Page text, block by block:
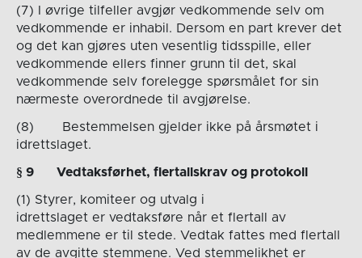
(7) I øvrige tilfeller avgjør vedkommende selv om
vedkommende er inhabil. Dersom en part krever det
og det kan gjøres uten vesentlig tidsspille, eller
vedkommende ellers finner grunn til det, skal
vedkommende selv forelegge spørsmålet for sin
nærmeste overordnede til avgjørelse.
(8) Bestemmelsen gjelder ikke på årsmøtet i
idrettslaget.
§ 9 Vedtaksførhet, flertallskrav og protokoll
(1) Styrer, komiteer og utvalg i
idrettslaget er vedtaksføre når et flertall av
medlemmene er til stede. Vedtak fattes med flertall
av de avgitte stemmene. Ved stemmelikhet er